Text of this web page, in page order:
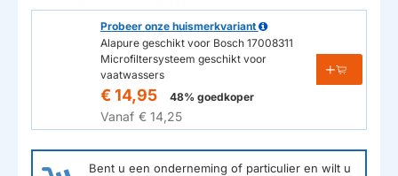
Probeer onze huismerkvariant
Alapure geschikt voor Bosch 17008311
Microfiltersysteem geschikt voor
vaatwassers
€ 14,95 48% goedkoper
Vanaf € 14,25
Bent u een onderneming of particulier en wilt u